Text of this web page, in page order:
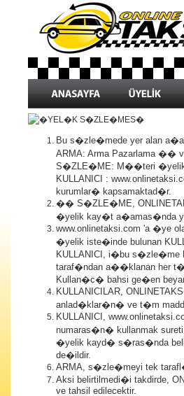
Bu s�zle�mede yer alan
ARMA: Arma Pazarlama
S�ZLE�ME: M��teri
KULLANICI :
kurumlar� kapsamaktad�r.
�� S�ZLE�ME,
�yelik kay�t
www.onlinetaksi.com 'a �ye
�yelik iste�inde bulunan
KULLANICI, i�bu s�zle�me
taraf�ndan a��klanan her
Kullan�c� bahsi ge�en
KULLANICILAR,
anlad�klar�n� ve t�m
KULLANICI,
numaras�n� kullanmak
�yelik kayd� s�ras�nda
de�ildir.
ARMA, s�zle�meyi tek
Aksi belirtilmedi�i takdirde,
ve tahsil edilecektir.